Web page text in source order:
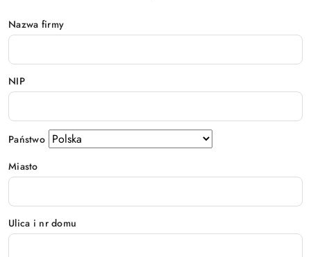
Nazwa firmy
NIP
Państwo
Miasto
Ulica i nr domu